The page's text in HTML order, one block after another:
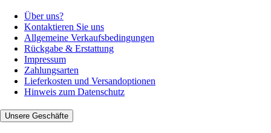
Über uns?
Kontaktieren Sie uns
Allgemeine Verkaufsbedingungen
Rückgabe & Erstattung
Impressum
Zahlungsarten
Lieferkosten und Versandoptionen
Hinweis zum Datenschutz
Unsere Geschäfte